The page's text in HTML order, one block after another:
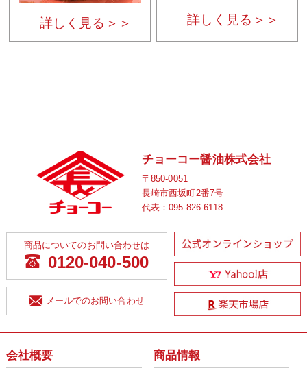
詳しく見る＞＞ 詳しく見る＞＞
チョーコー醤油株式会社
〒850-0051
長崎市西坂町2番7号
代表：095-826-6118
商品についてのお問い合わせは
0120-040-500
メールでのお問い合わせ
会社概要 商品情報